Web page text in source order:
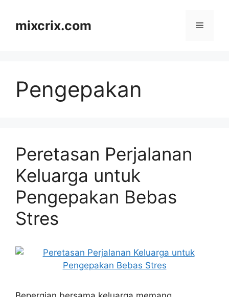
contentmixcrix.com Menu
Pengepakan
Peretasan Perjalanan
Keluarga untuk
Pengepakan Bebas
Stres